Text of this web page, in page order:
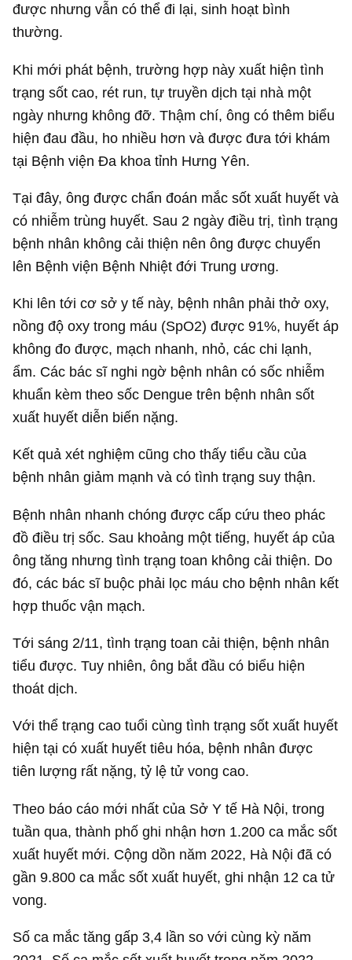
được nhưng vẫn có thể đi lại, sinh hoạt bình
thường.
Khi mới phát bệnh, trường hợp này xuất hiện tình
trạng sốt cao, rét run, tự truyền dịch tại nhà một
ngày nhưng không đỡ. Thậm chí, ông có thêm biểu
hiện đau đầu, ho nhiều hơn và được đưa tới khám
tại Bệnh viện Đa khoa tỉnh Hưng Yên.
Tại đây, ông được chẩn đoán mắc sốt xuất huyết và
có nhiễm trùng huyết. Sau 2 ngày điều trị, tình trạng
bệnh nhân không cải thiện nên ông được chuyển
lên Bệnh viện Bệnh Nhiệt đới Trung ương.
Khi lên tới cơ sở y tế này, bệnh nhân phải thở oxy,
nồng độ oxy trong máu (SpO2) được 91%, huyết áp
không đo được, mạch nhanh, nhỏ, các chi lạnh,
ẩm. Các bác sĩ nghi ngờ bệnh nhân có sốc nhiễm
khuẩn kèm theo sốc Dengue trên bệnh nhân sốt
xuất huyết diễn biến nặng.
Kết quả xét nghiệm cũng cho thấy tiểu cầu của
bệnh nhân giảm mạnh và có tình trạng suy thận.
Bệnh nhân nhanh chóng được cấp cứu theo phác
đồ điều trị sốc. Sau khoảng một tiếng, huyết áp của
ông tăng nhưng tình trạng toan không cải thiện. Do
đó, các bác sĩ buộc phải lọc máu cho bệnh nhân kết
hợp thuốc vận mạch.
Tới sáng 2/11, tình trạng toan cải thiện, bệnh nhân
tiểu được. Tuy nhiên, ông bắt đầu có biểu hiện
thoát dịch.
Với thể trạng cao tuổi cùng tình trạng sốt xuất huyết
hiện tại có xuất huyết tiêu hóa, bệnh nhân được
tiên lượng rất nặng, tỷ lệ tử vong cao.
Theo báo cáo mới nhất của Sở Y tế Hà Nội, trong
tuần qua, thành phố ghi nhận hơn 1.200 ca mắc sốt
xuất huyết mới. Cộng dồn năm 2022, Hà Nội đã có
gần 9.800 ca mắc sốt xuất huyết, ghi nhận 12 ca tử
vong.
Số ca mắc tăng gấp 3,4 lần so với cùng kỳ năm